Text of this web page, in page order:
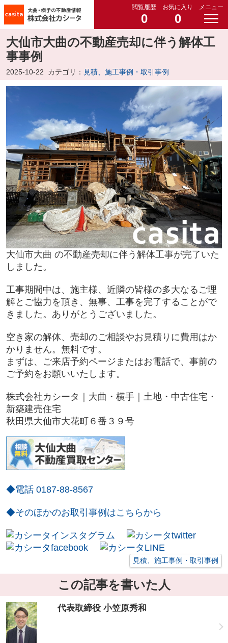
閲覧履歴
0
お気に入り
0
メニュー
大仙市大曲の不動産売却に伴う解体工
事事例
2025-10-22 カテゴリ： 見積、施工事例・取引事例
大仙市大曲 の不動産売却に伴う解体工事が完了いた
しました。
工事期間中は、施主様、近隣の皆様の多大なるご理
解とご協力を頂き、無事、工事を完了することがで
きました。ありがとうございました。
空き家の解体、売却のご相談やお見積りに費用はか
かりません。無料です。
まずは、ご来店予約ページまたはお電話で、事前の
ご予約をお願いいたします。
株式会社カシータ｜大曲・横手｜土地・中古住宅・
新築建売住宅
秋田県大仙市大花町６番３９号
◆電話 0187-88-8567
◆そのほかのお取引事例はこちらから
見積、施工事例・取引事例
この記事を書いた人
代表取締役 小笠原秀和